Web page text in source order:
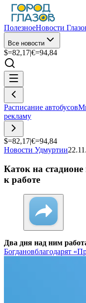
ПолезноеНовости
Все новости
$=82,17|€=94,84
Расписание автобусов
рекламу
$=82,17|€=94,84
Новости Удмуртии
Каток на
к работе
Два дня над ним
Богдановблагодарят